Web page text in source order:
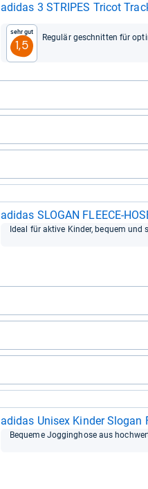
adi­das 3 STRI­PES Tri­cot
Sehr gut
1,5
Regu­lär geschnit­ten für
adi­das SLO­GAN FLEECE-​
Ideal für aktive Kin­der, bequem und
adi­das Uni­sex Kin­der Slo­gan
Bequeme Jog­ging­hose aus